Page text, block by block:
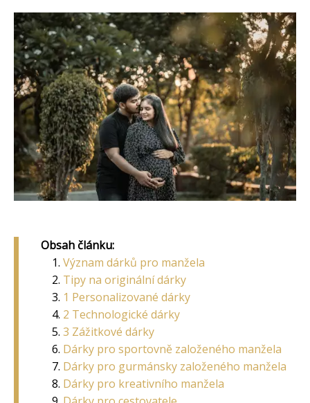
Obsah článku:
Význam dárků pro manžela
Tipy na originální dárky
1 Personalizované dárky
2 Technologické dárky
3 Zážitkové dárky
Dárky pro sportovně založeného manžela
Dárky pro gurmánsky založeného manžela
Dárky pro kreativního manžela